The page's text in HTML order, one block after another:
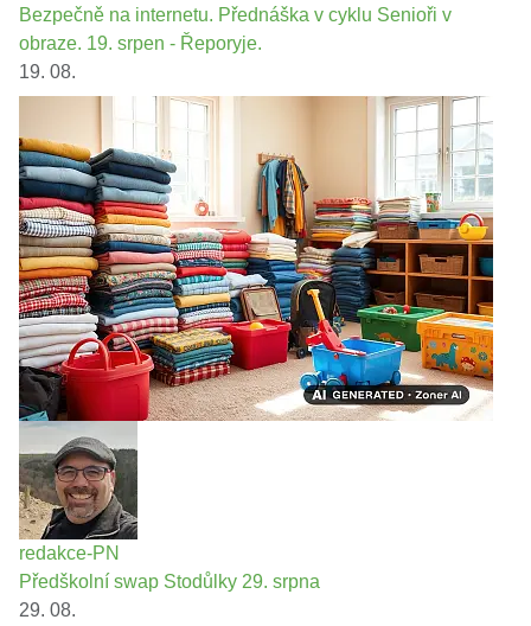
Bezpečně na internetu. Přednáška v cyklu Senioři v
obraze. 19. srpen - Řeporyje.
19. 08.
redakce-PN
Předškolní swap Stodůlky 29. srpna
29. 08.